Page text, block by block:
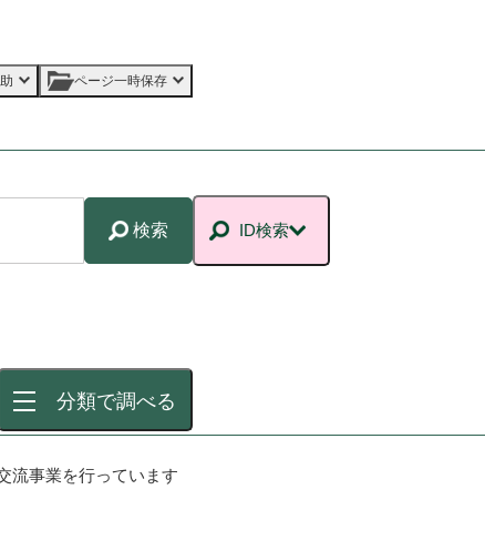
ページ一時保存
検索 ID検索
分類で調べる
流事業を行っています